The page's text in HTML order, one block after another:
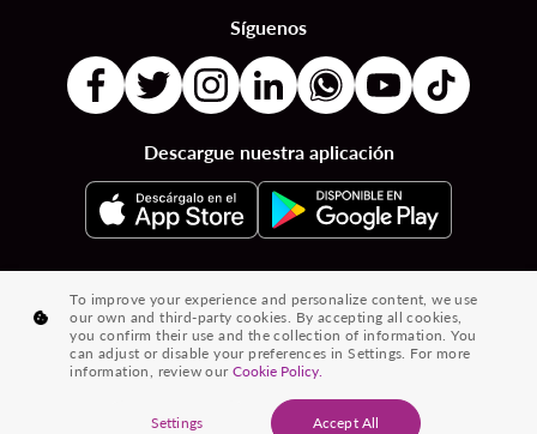
Síguenos
Descargue nuestra aplicación
Destinos por Países | Destinos por Ciudades | Vuelos desde País a País
Vuelos de Ciudad a Ciudad | Vuelos de Países a Ciudades |
Vuelos desde Ciudades | Vuelos desde Países
® 2026 Volaris y su logotipo son marcas registradas de Volaris
To improve your experience and personalize content, we use
our own and third-party cookies. By accepting all cookies,
you confirm their use and the collection of information. You
can adjust or disable your preferences in Settings. For more
information, review ourCookie Policy.
Settings Accept All